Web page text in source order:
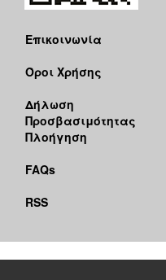
Επικοινωνία
Όροι Χρήσης
Δήλωση
Προσβασιμότητας
Πλοήγηση
FAQs
RSS